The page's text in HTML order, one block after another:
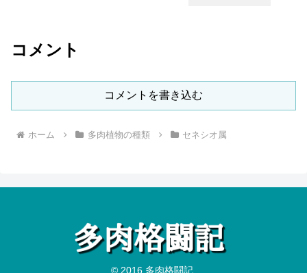
コメント
コメントを書き込む
ホーム 多肉植物の種類 セネシオ属
© 2016 多肉格闘記.